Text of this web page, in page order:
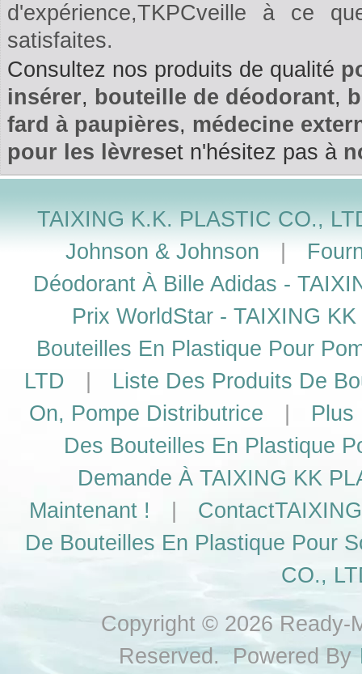
d'expérience,TKPCveille à ce
satisfaites.
Consultez nos produits de qualité
insérer, bouteille de déodorant,
fard à paupières, médecine
pour les lèvreset n'hésitez pas à
TAIXING K.K. PLASTIC CO.,
Johnson & Johnson
Déodorant À Bille Adidas -
Prix WorldStar - TAIXING
Bouteilles En Plastique Pour
LTD
Liste Des Produits De
On, Pompe Distributrice
Plus
Des Bouteilles En Plastique
Demande À TAIXING KK
Maintenant !
De Bouteilles En Plastique Pour
CO.,
Copyright © 2026 Ready-
Reserved. Powered By